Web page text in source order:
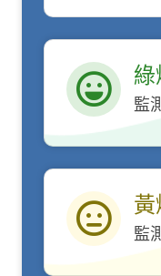
綠
綠
監
黃
黃
監